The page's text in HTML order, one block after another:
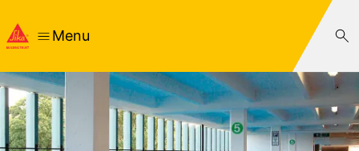
Menu